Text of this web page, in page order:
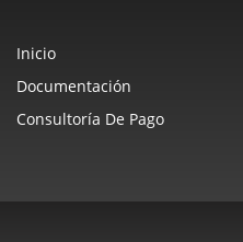
Inicio
Documentación
Consultoría De Pago